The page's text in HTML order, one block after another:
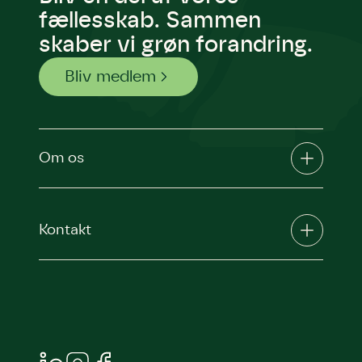
fællesskab. Sammen
skaber vi grøn forandring.
Bliv medlem
Om os
Kontakt
den.
Andet punkt
Humlebier bestøver effektivt
blomster og afgrøder i din have.